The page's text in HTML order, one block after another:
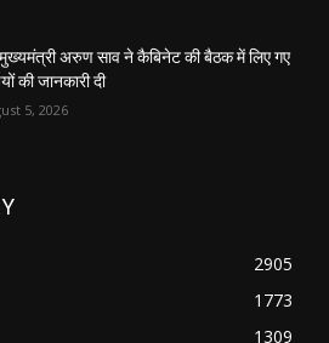
अरुण साव ने कैबिनेट की बैठक में लिए गए
की जानकारी दी
5, 2026
2905
1773
1309